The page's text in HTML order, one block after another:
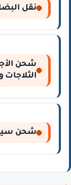
نقل
شحن
شحن